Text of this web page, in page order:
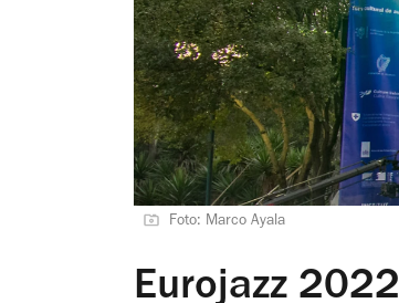
Foto: Marco Ayala
Eurojazz 2022